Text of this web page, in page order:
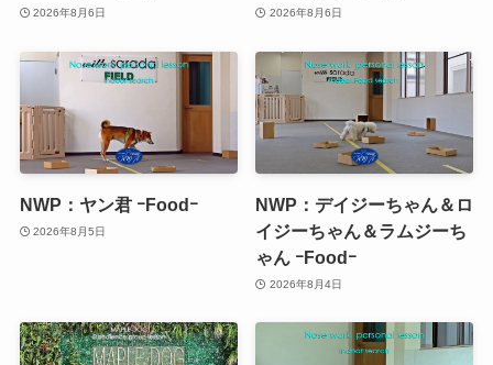
2026年8月6日 2026年8月6日
NWP：ヤン君 ｰFoodｰ
2026年8月5日
NWP：デイジーちゃん＆ロ
イジーちゃん＆ラムジーち
ゃん ｰFoodｰ
2026年8月4日